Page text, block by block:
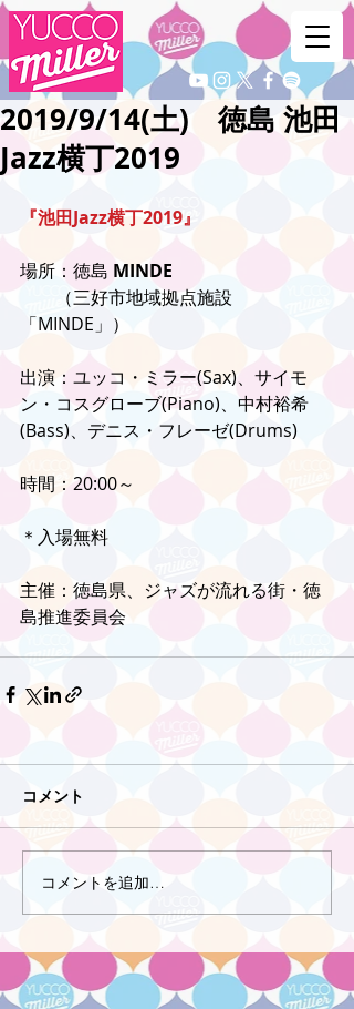
2019/9/14(土) 徳島 池田
Jazz横丁2019
『池田Jazz横丁2019』
場所：徳島 MINDE
（三好市地域拠点施設
「MINDE」）
出演：ユッコ・ミラー(Sax)、サイモ
ン・コスグローブ(Piano)、中村裕希
(Bass)、デニス・フレーゼ(Drums)
時間：20:00～
＊入場無料
主催：徳島県、ジャズが流れる街・徳
島推進委員会
コメント
コメントを追加…